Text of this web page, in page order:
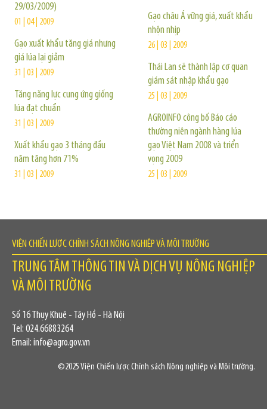
29/03/2009)
01 | 04 | 2009
Gạo xuất khẩu tăng giá nhưng
giá lúa lại giảm
31 | 03 | 2009
Tăng năng lực cung ứng giống
lúa đạt chuẩn
31 | 03 | 2009
Xuất khẩu gạo 3 tháng đầu
năm tăng hơn 71%
31 | 03 | 2009
Gạo châu Á vững giá, xuất khẩu
nhộn nhịp
26 | 03 | 2009
Thái Lan sẽ thành lập cơ quan
giám sát nhập khẩu gạo
25 | 03 | 2009
AGROINFO công bố Báo cáo
thường niên ngành hàng lúa
gạo Việt Nam 2008 và triển
vọng 2009
25 | 03 | 2009
VIỆN CHIẾN LƯỢC CHÍNH SÁCH NÔNG NGHIỆP VÀ MÔI TRƯỜNG
TRUNG TÂM THÔNG TIN VÀ DỊCH VỤ NÔNG NGHIỆP
VÀ MÔI TRƯỜNG
Số 16 Thụy Khuê - Tây Hồ - Hà Nội
Tel: 024.66883264
Email: info@agro.gov.vn
©2025 Viện Chiến lược Chính sách Nông nghiệp và Môi trường.